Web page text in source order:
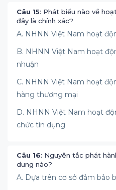
Câu 15: Phát biểu nào về
đây là chính xác?
A. NHNN Việt Nam hoạt
B. NHNN Việt Nam hoạt
nhuận
C. NHNN Việt Nam hoạt
hàng thương mại
D. NHNN Việt Nam hoạt
chức tín dụng
Câu 16: Nguyên tắc phát
dung nào?
A. Dựa trên cơ sở đảm bảo